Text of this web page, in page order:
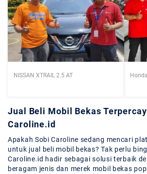
NISSAN XTRAIL 2.5 AT
Jual Beli Mobil Bekas
Caroline.id
Apakah Sobi Caroline sedang mencari
untuk jual beli mobil bekas? Tak perlu
Caroline.id hadir sebagai solusi terbaik
beragam jenis dan merek mobil bekas